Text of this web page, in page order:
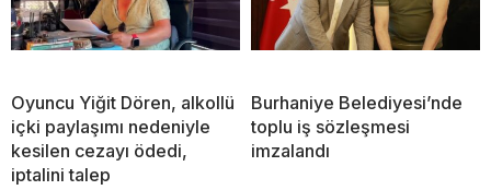
Oyuncu Yiğit Dören, alkollü
içki paylaşımı nedeniyle
kesilen cezayı ödedi,
iptalini talep
Burhaniye Belediyesi’nde
toplu iş sözleşmesi
imzalandı